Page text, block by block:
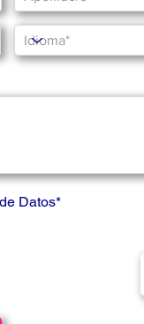
Datos*